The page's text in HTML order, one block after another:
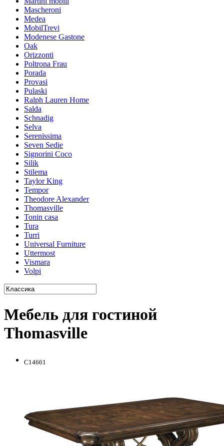
Mascheroni
Medea
MobilTrevi
Modenese Gastone
Oak
Orizzonti
Poltrona Frau
Porada
Provasi
Pulaski
Ralph Lauren Home
Salda
Schnadig
Selva
Serenissima
Seven Sedie
Signorini Coco
Silik
Stilema
Taylor King
Tempor
Theodore Alexander
Thomasville
Tonin casa
Tura
Turri
Universal Furniture
Uttermost
Vismara
Volpi
Мебель для гостиной
Thomasville
C14661